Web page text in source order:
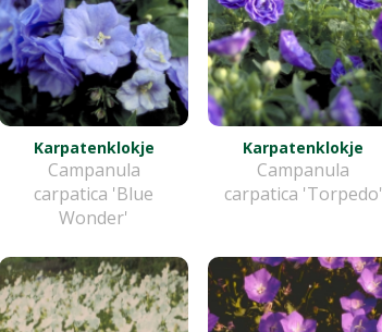
Karpatenklokje
Campanula
carpatica 'Blue
Wonder'
Karpatenklokje
Campanula
carpatica 'Torpedo'